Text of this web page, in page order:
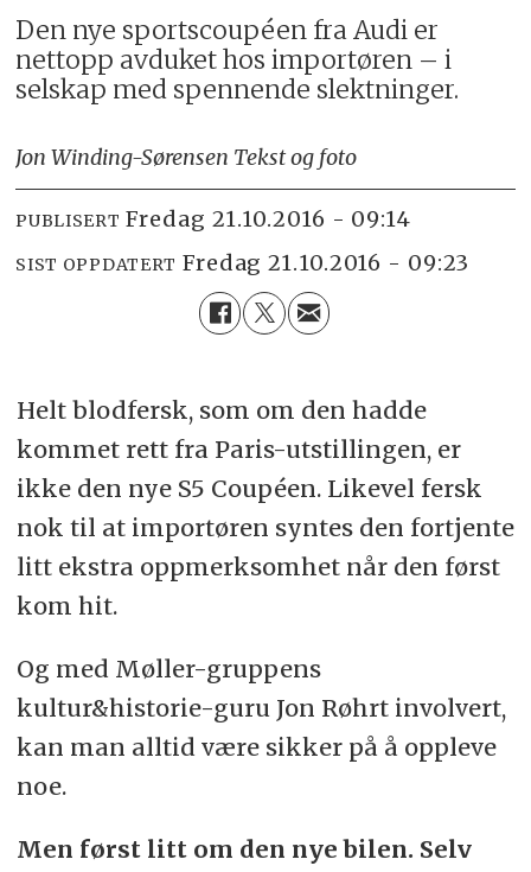
Den nye sportscoupéen fra Audi er
nettopp avduket hos importøren – i
selskap med spennende slektninger.
Jon Winding-Sørensen Tekst og foto
PUBLISERT fredag 21.10.2016 - 09:14
SIST OPPDATERT fredag 21.10.2016 - 09:23
Helt blodfersk, som om den hadde
kommet rett fra Paris-utstillingen, er
ikke den nye S5 Coupéen. Likevel fersk
nok til at importøren syntes den fortjente
litt ekstra oppmerksomhet når den først
kom hit.
Og med Møller-gruppens
kultur&historie-guru Jon Røhrt involvert,
kan man alltid være sikker på å oppleve
noe.
Men først litt om den nye bilen. Selv